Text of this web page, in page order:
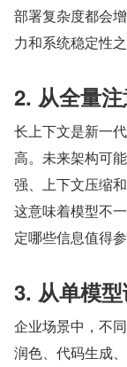
部署复杂度都会
力和系统稳定性
2. 从全量
长上下文是新一
高。未来架构可
强、上下文压缩和
这意味着模型不
定哪些信息值得
3. 从单模
企业场景中，不
润色、代码生成